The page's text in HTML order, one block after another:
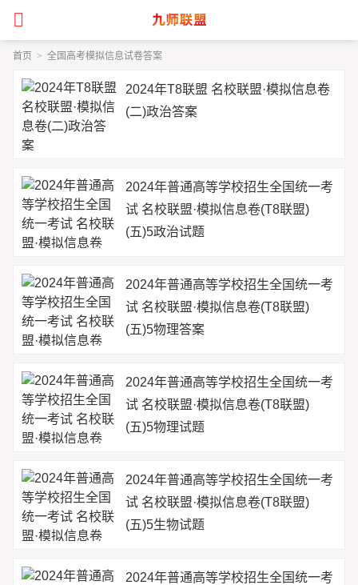
首页 > 全国高考模拟信息试卷答案
2024年T8联盟 名校联盟·模拟信息卷
(二)政治答案
2024年普通高等学校招生全国统一考
试 名校联盟·模拟信息卷(T8联盟)
(五)5政治试题
2024年普通高等学校招生全国统一考
试 名校联盟·模拟信息卷(T8联盟)
(五)5物理答案
2024年普通高等学校招生全国统一考
试 名校联盟·模拟信息卷(T8联盟)
(五)5物理试题
2024年普通高等学校招生全国统一考
试 名校联盟·模拟信息卷(T8联盟)
(五)5生物试题
2024年普通高等学校招生全国统一考